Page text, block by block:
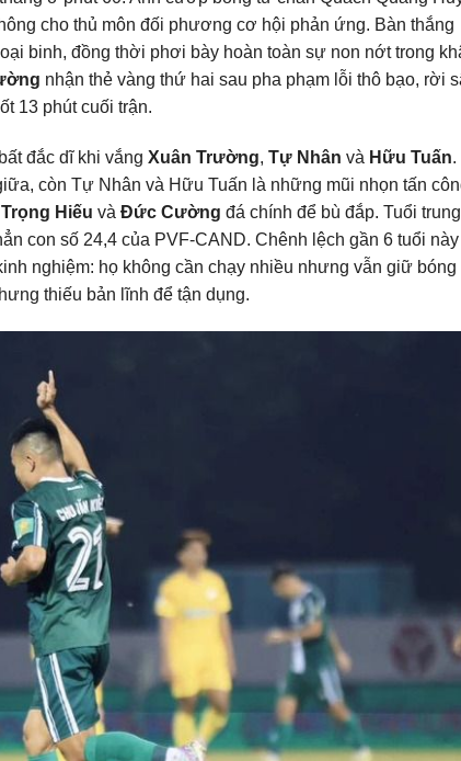
cho thủ môn đối phương cơ hội phản ứng. Bàn thắng
binh, đồng thời phơi bày hoàn toàn sự non nớt trong
nhận thẻ vàng thứ hai sau pha phạm lỗi thô bạo, rời
13 phút cuối trận.
đắc dĩ khi vắng Xuân Trường, Tự Nhân và Hữu Tuấn.
còn Tự Nhân và Hữu Tuấn là những mũi nhọn tấn
Trọng Hiếu và Đức Cường đá chính để bù đắp. Tuổi trung
con số 24,4 của PVF-CAND. Chênh lệch gần 6 tuổi này
nghiệm: họ không cần chạy nhiều nhưng vẫn giữ bóng
thiếu bản lĩnh để tận dụng.